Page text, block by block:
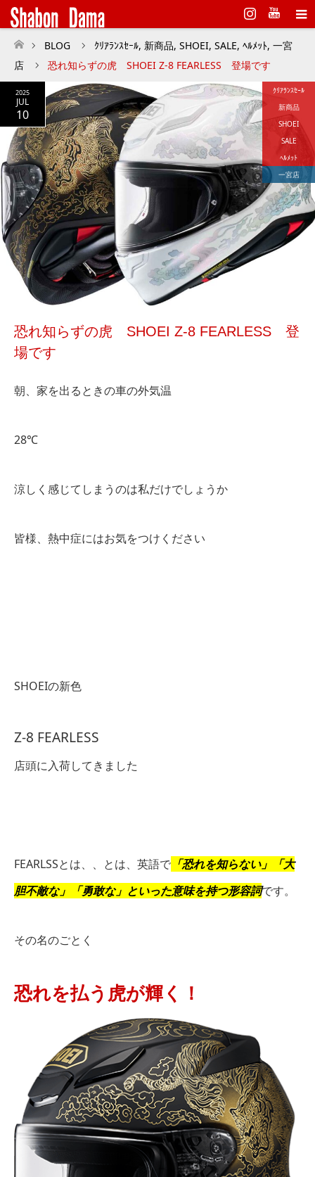
Instagram
ホーム
BLOG ｸﾘｱﾗﾝｽｾｰﾙ, 新商品, SHOEI, SALE, ﾍﾙﾒｯﾄ, 一宮
店
恐れ知らずの虎 SHOEI Z-8 FEARLESS 登場です
2025
JUL
10
ｸﾘｱﾗﾝｽｾｰﾙ
新商品
SHOEI
SALE
ﾍﾙﾒｯﾄ
一宮店
恐れ知らずの虎 SHOEI Z-8 FEARLESS 登
場です
朝、家を出るときの車の外気温
28℃
涼しく感じてしまうのは私だけでしょうか
皆様、熱中症にはお気をつけください
SHOEIの新色
Z-8 FEARLESS
店頭に入荷してきました
FEARLSSとは、、 とは、英語で 「恐れを知らない」「大
胆不敵な」「勇敢な」といった意味を持つ形容詞です。
その名のごとく
恐れを払う虎が輝く！